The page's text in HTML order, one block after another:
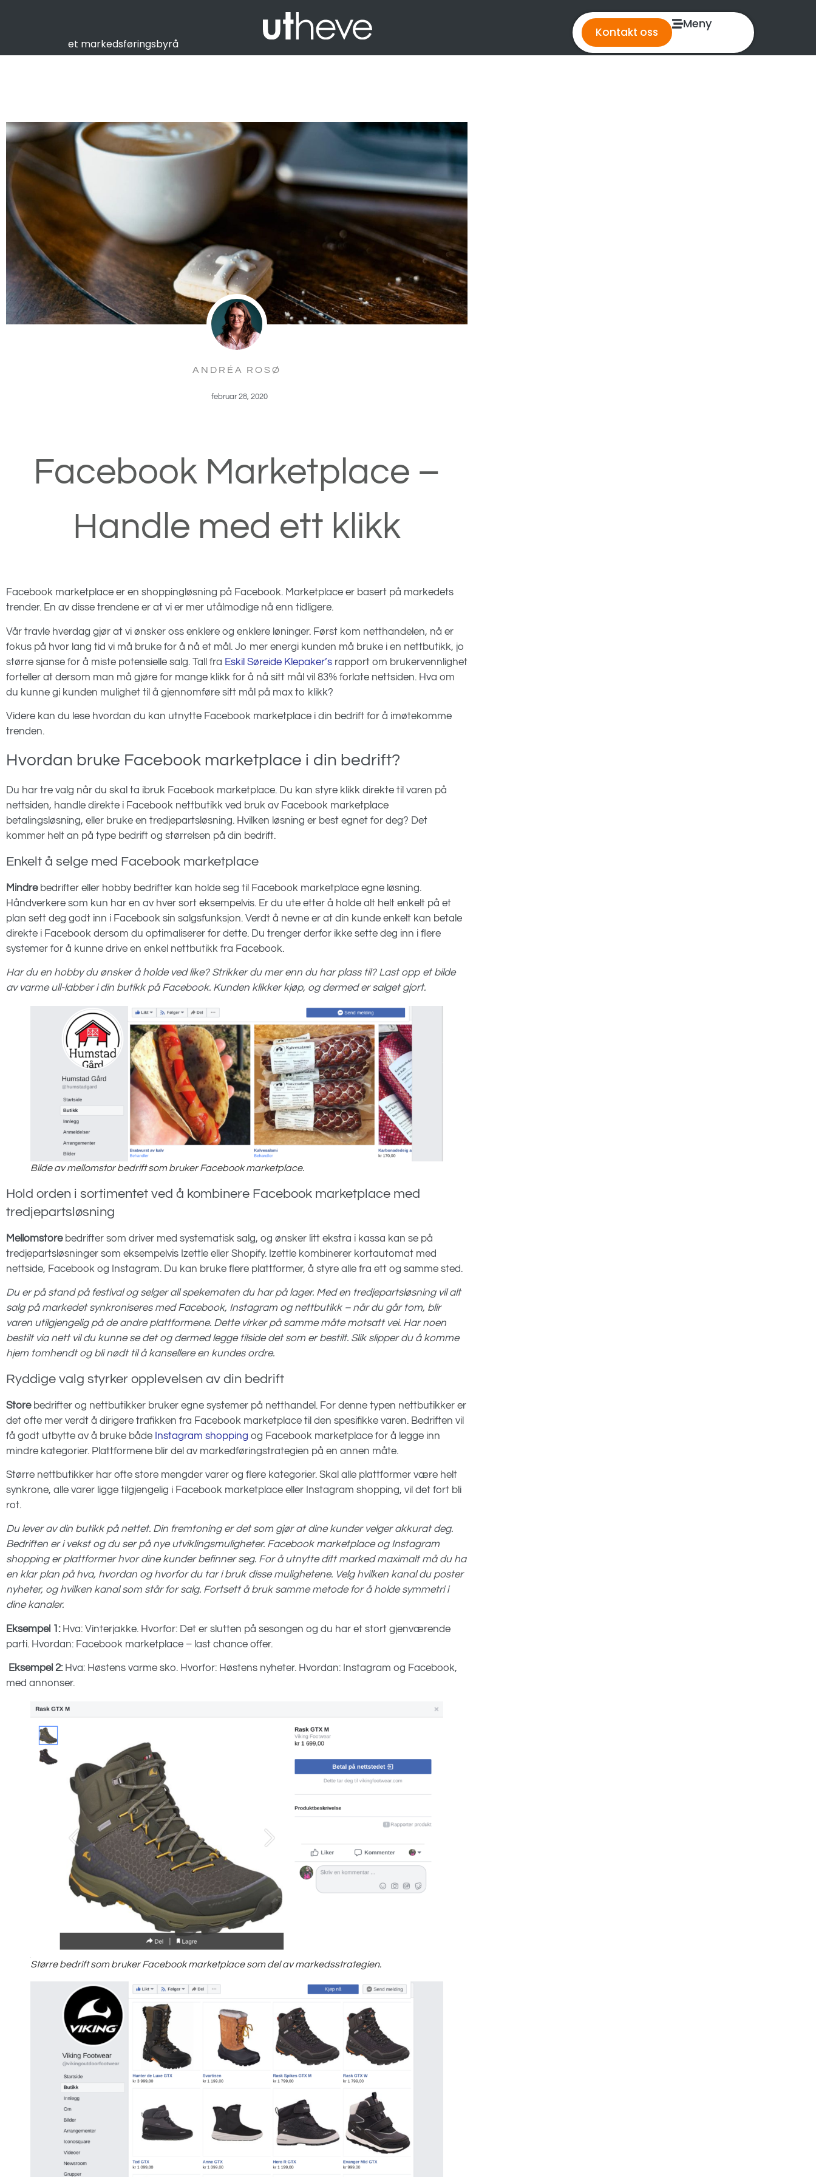
et markedsføringsbyrå
Kontakt oss
Meny
ANDRÉA ROSØ
februar 28, 2020
Facebook Marketplace –
Handle med ett klikk
Facebook marketplace er en shoppingløsning på Facebook. Marketplace er basert på markedets
trender. En av disse trendene er at vi er mer utålmodige nå enn tidligere.
Vår travle hverdag gjør at vi ønsker oss enklere og enklere løninger. Først kom netthandelen, nå er
fokus på hvor lang tid vi må bruke for å nå et mål. Jo mer energi kunden må bruke i en nettbutikk, jo
større sjanse for å miste potensielle salg. Tall fra Eskil Søreide Klepaker’s rapport om brukervennlighet
forteller at dersom man må gjøre for mange klikk for å nå sitt mål vil 83% forlate nettsiden. Hva om
du kunne gi kunden mulighet til å gjennomføre sitt mål på max to klikk?
Videre kan du lese hvordan du kan utnytte Facebook marketplace i din bedrift for å imøtekomme
trenden.
Hvordan bruke Facebook marketplace i din bedrift?
Du har tre valg når du skal ta ibruk Facebook marketplace. Du kan styre klikk direkte til varen på
nettsiden, handle direkte i Facebook nettbutikk ved bruk av Facebook marketplace
betalingsløsning, eller bruke en tredjepartsløsning. Hvilken løsning er best egnet for deg? Det
kommer helt an på type bedrift og størrelsen på din bedrift.
Enkelt å selge med Facebook marketplace
Mindre bedrifter eller hobby bedrifter kan holde seg til Facebook marketplace egne løsning.
Håndverkere som kun har en av hver sort eksempelvis. Er du ute etter å holde alt helt enkelt på et
plan sett deg godt inn i Facebook sin salgsfunksjon. Verdt å nevne er at din kunde enkelt kan betale
direkte i Facebook dersom du optimaliserer for dette. Du trenger derfor ikke sette deg inn i flere
systemer for å kunne drive en enkel nettbutikk fra Facebook.
Har du en hobby du ønsker å holde ved like? Strikker du mer enn du har plass til? Last opp et bilde
av varme ull-labber i din butikk på Facebook. Kunden klikker kjøp, og dermed er salget gjort.
Bilde av mellomstor bedrift som bruker Facebook marketplace.
Hold orden i sortimentet ved å kombinere Facebook marketplace med
tredjepartsløsning
Mellomstorebedrifter som driver med systematisk salg, og ønsker litt ekstra i kassa kan se på
tredjepartsløsninger som eksempelvis Izettle eller Shopify. Izettle kombinerer kortautomat med
nettside, Facebook og Instagram. Du kan bruke flere plattformer, å styre alle fra ett og samme sted.
Du er på stand på festival og selger all spekematen du har på lager. Med en tredjepartsløsning vil alt
salg på markedet synkroniseres med Facebook, Instagram og nettbutikk – når du går tom, blir
varen utilgjengelig på de andre plattformene. Dette virker på samme måte motsatt vei. Har noen
bestilt via nett vil du kunne se det og dermed legge tilside det som er bestilt. Slik slipper du å komme
hjem tomhendt og bli nødt til å kansellere en kundes ordre.
Ryddige valg styrker opplevelsen av din bedrift
Store bedrifter og nettbutikker bruker egne systemer på netthandel. For denne typen nettbutikker er
det ofte mer verdt å dirigere trafikken fra Facebook marketplace til den spesifikke varen. Bedriften vil
få godt utbytte av å bruke både Instagram shopping og Facebook marketplace for å legge inn
mindre kategorier. Plattformene blir del av markedføringstrategien på en annen måte.
Større nettbutikker har ofte store mengder varer og flere kategorier. Skal alle plattformer være helt
synkrone, alle varer ligge tilgjengelig i Facebook marketplace eller Instagram shopping, vil det fort bli
rot.
Du lever av din butikk på nettet. Din fremtoning er det som gjør at dine kunder velger akkurat deg.
Bedriften er i vekst og du ser på nye utviklingsmuligheter. Facebook marketplace og Instagram
shopping er plattformer hvor dine kunder befinner seg. For å utnytte ditt marked maximalt må du ha
en klar plan på hva, hvordan og hvorfor du tar i bruk disse mulighetene. Velg hvilken kanal du poster
nyheter, og hvilken kanal som står for salg. Fortsett å bruk samme metode for å holde symmetri i
dine kanaler.
Eksempel 1: Hva: Vinterjakke. Hvorfor: Det er slutten på sesongen og du har et stort gjenværende
parti. Hvordan: Facebook marketplace – last chance offer.
Eksempel 2: Hva: Høstens varme sko. Hvorfor: Høstens nyheter. Hvordan: Instagram og Facebook,
med annonser.
Større bedrift som bruker Facebook marketplace som del av markedsstrategien.